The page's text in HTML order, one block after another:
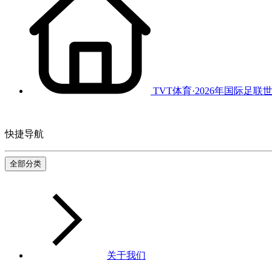
TVT体育·2026年国际足联
快捷导航
全部分类
关于我们